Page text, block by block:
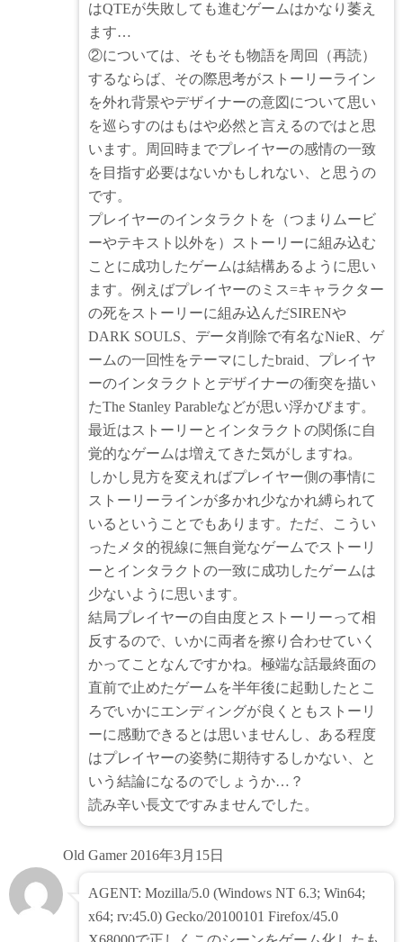
はQTEが失敗しても進むゲームはかなり萎え
ます…
②については、そもそも物語を周回（再読）
するならば、その際思考がストーリーライン
を外れ背景やデザイナーの意図について思い
を巡らすのはもはや必然と言えるのではと思
います。周回時までプレイヤーの感情の一致
を目指す必要はないかもしれない、と思うの
です。
プレイヤーのインタラクトを（つまりムービ
ーやテキスト以外を）ストーリーに組み込む
ことに成功したゲームは結構あるように思い
ます。例えばプレイヤーのミス=キャラクター
の死をストーリーに組み込んだSIRENや
DARK SOULS、データ削除で有名なNieR、ゲ
ームの一回性をテーマにしたbraid、プレイヤ
ーのインタラクトとデザイナーの衝突を描い
たThe Stanley Parableなどが思い浮かびます。
最近はストーリーとインタラクトの関係に自
覚的なゲームは増えてきた気がしますね。
しかし見方を変えればプレイヤー側の事情に
ストーリーラインが多かれ少なかれ縛られて
いるということでもあります。ただ、こうい
ったメタ的視線に無自覚なゲームでストーリ
ーとインタラクトの一致に成功したゲームは
少ないように思います。
結局プレイヤーの自由度とストーリーって相
反するので、いかに両者を擦り合わせていく
かってことなんですかね。極端な話最終面の
直前で止めたゲームを半年後に起動したとこ
ろでいかにエンディングが良くともストーリ
ーに感動できるとは思いませんし、ある程度
はプレイヤーの姿勢に期待するしかない、と
いう結論になるのでしょうか…？
読み辛い長文ですみませんでした。
Old Gamer 2016年3月15日
AGENT: Mozilla/5.0 (Windows NT 6.3; Win64;
x64; rv:45.0) Gecko/20100101 Firefox/45.0